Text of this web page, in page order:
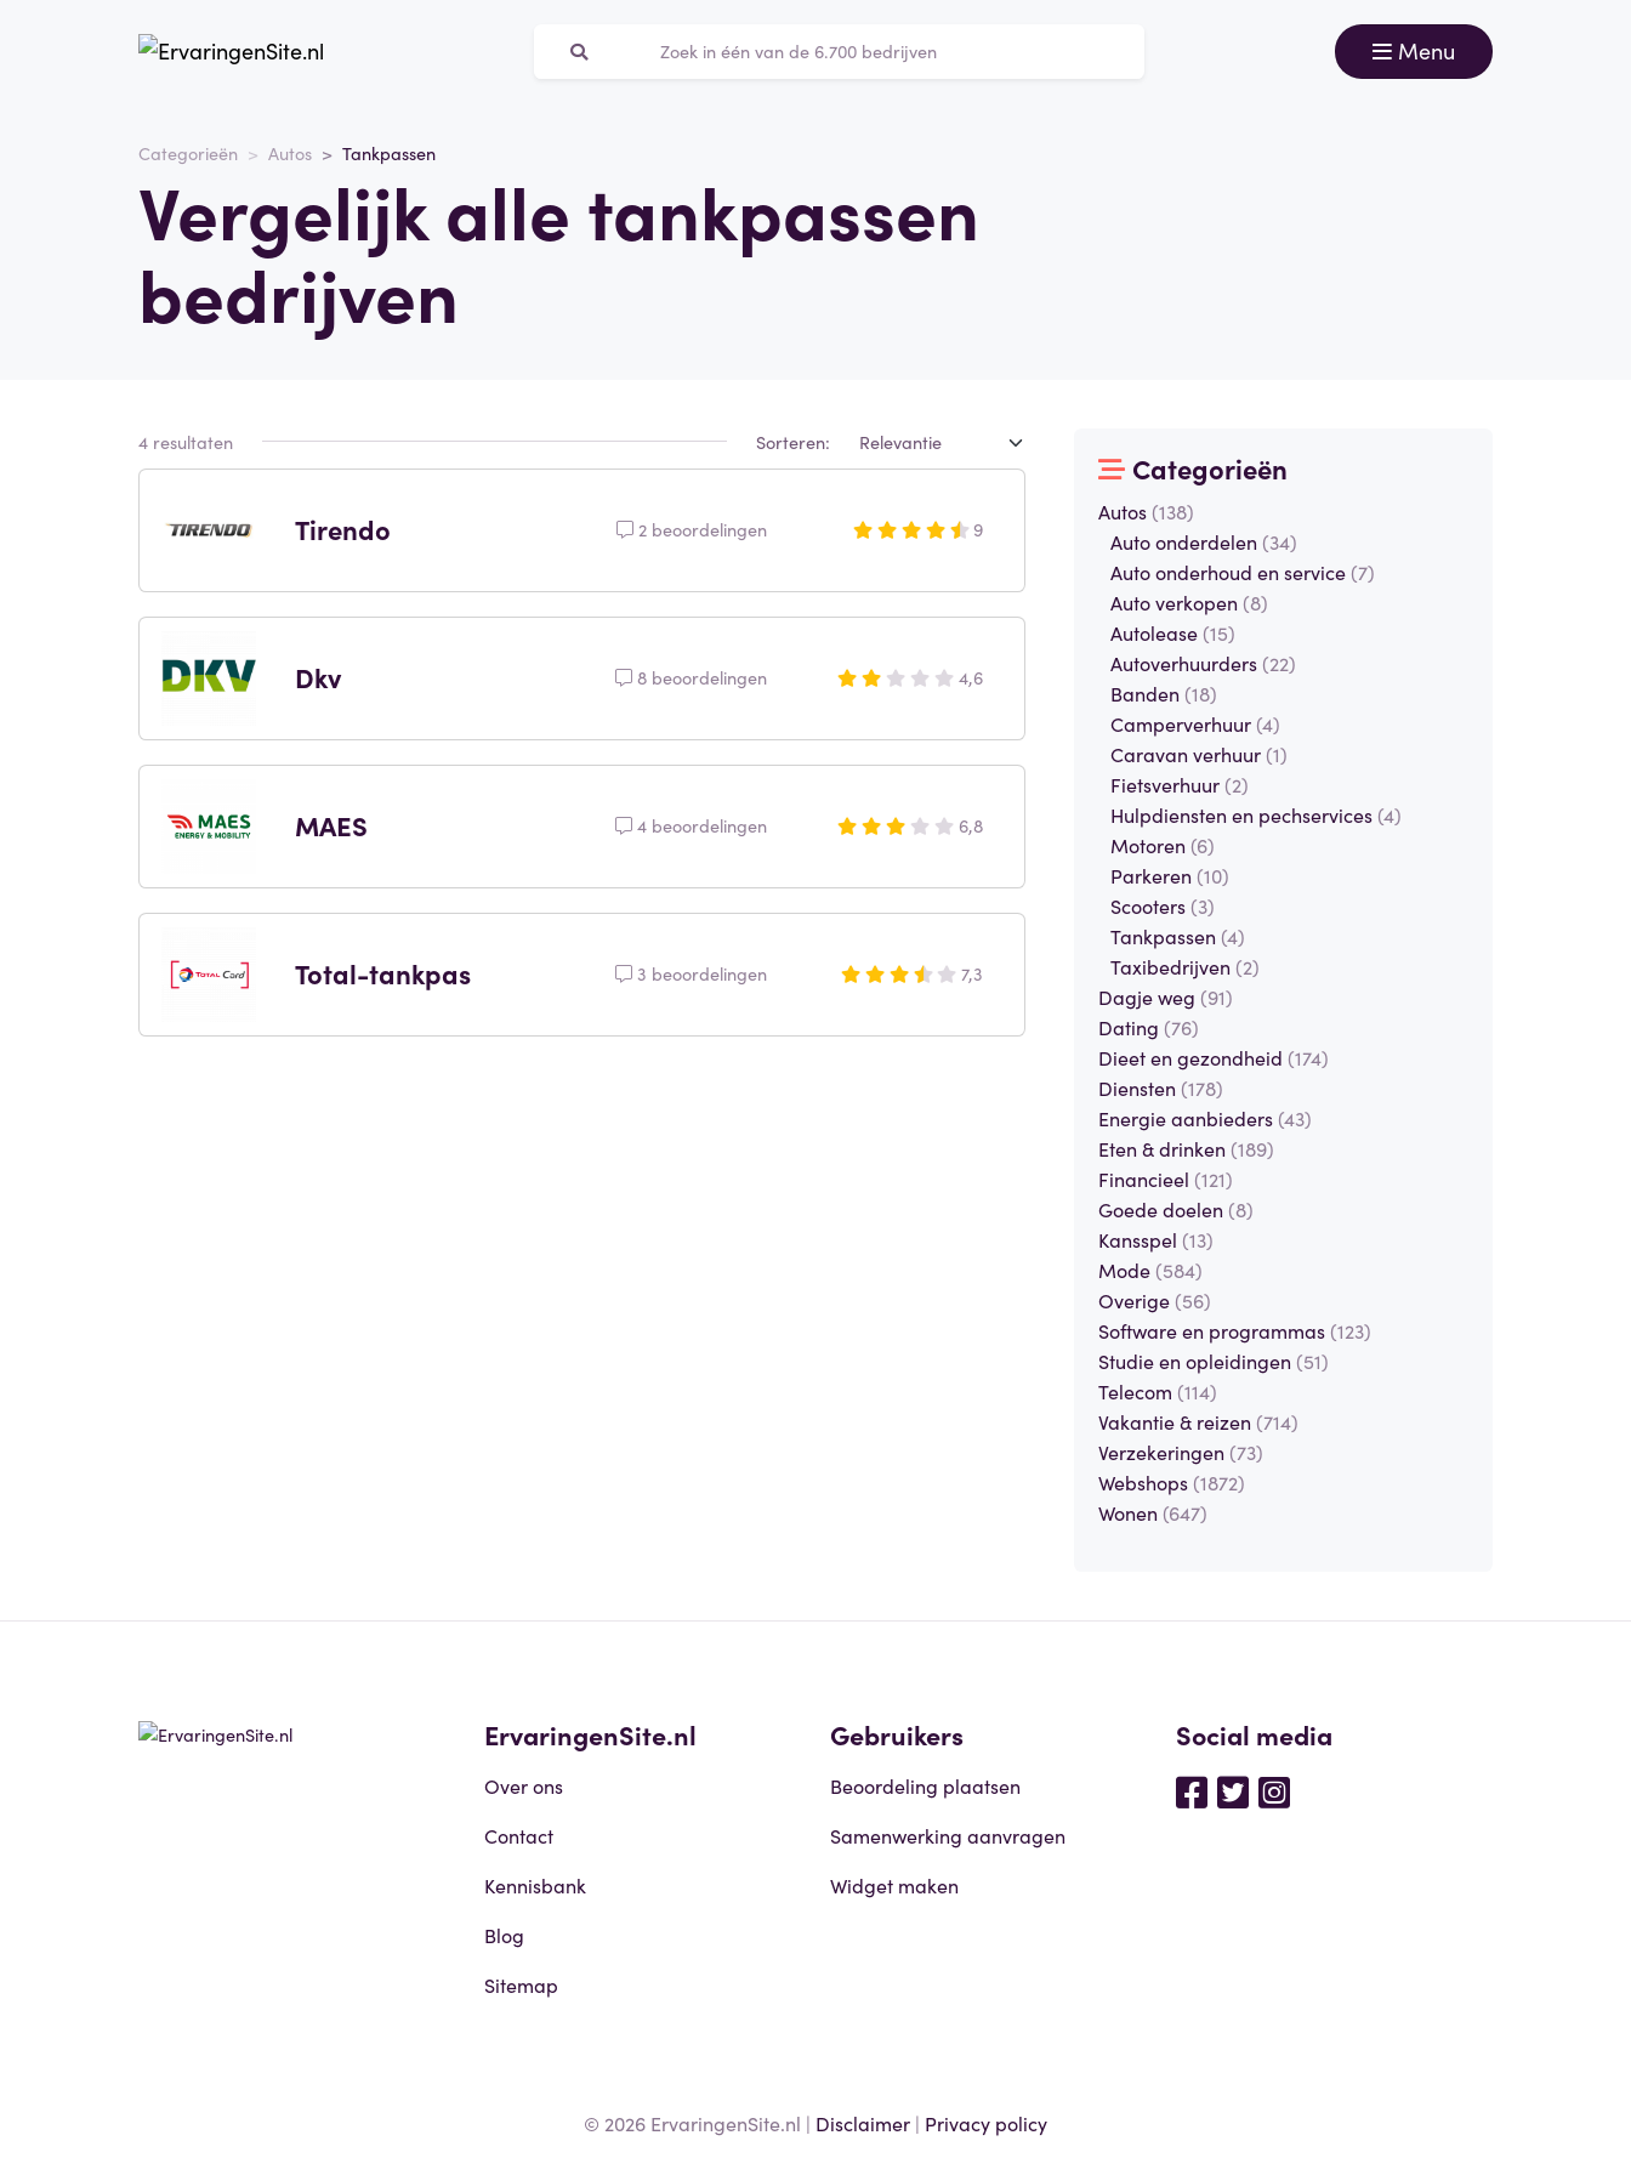
Menu
Categorieën Autos Tankpassen
Vergelijk alle tankpassen
bedrijven
4 resultaten Sorteren:
Tirendo 2 beoordelingen 9
Dkv 8 beoordelingen 4,6
MAES 4 beoordelingen 6,8
Total-tankpas 3 beoordelingen 7,3
Categorieën
Autos (138)
Auto onderdelen (34)
Auto onderhoud en service (7)
Auto verkopen (8)
Autolease (15)
Autoverhuurders (22)
Banden (18)
Camperverhuur (4)
Caravan verhuur (1)
Fietsverhuur (2)
Hulpdiensten en pechservices (4)
Motoren (6)
Parkeren (10)
Scooters (3)
Tankpassen (4)
Taxibedrijven (2)
Dagje weg (91)
Dating (76)
Dieet en gezondheid (174)
Diensten (178)
Energie aanbieders (43)
Eten & drinken (189)
Financieel (121)
Goede doelen (8)
Kansspel (13)
Mode (584)
Overige (56)
Software en programmas (123)
Studie en opleidingen (51)
Telecom (114)
Vakantie & reizen (714)
Verzekeringen (73)
Webshops (1872)
Wonen (647)
ErvaringenSite.nl
Over ons
Contact
Kennisbank
Blog
Sitemap
Gebruikers
Beoordeling plaatsen
Samenwerking aanvragen
Widget maken
Social media
© 2026 ErvaringenSite.nl | Disclaimer | Privacy policy